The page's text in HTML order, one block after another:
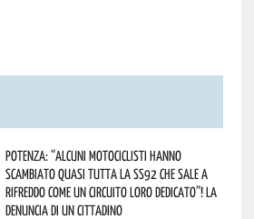
Potenza: “alcuni motociclisti hanno
scambiato quasi tutta la SS92 che sale a
Rifreddo come un circuito loro dedicato”! La
denuncia di un cittadino